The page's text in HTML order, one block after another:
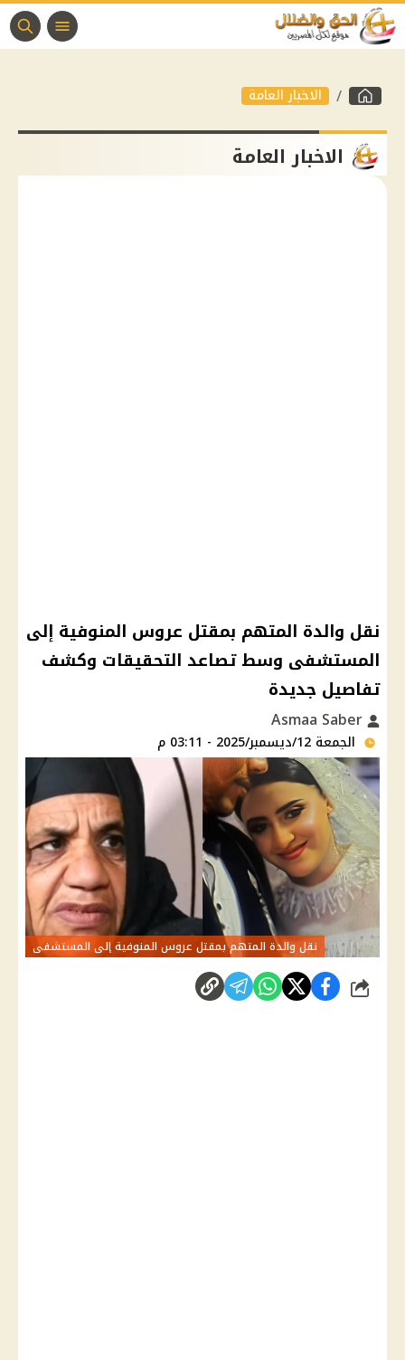
الاخبار العامة
الاخبار العامة
نقل والدة المتهم بمقتل عروس المنوفية إلى
المستشفى وسط تصاعد التحقيقات وكشف
تفاصيل جديدة
الجمعة 12/ديسمبر/2025 - 03:11 م
نقل والدة المتهم بمقتل عروس المنوفية إلى المستشفى
شارك